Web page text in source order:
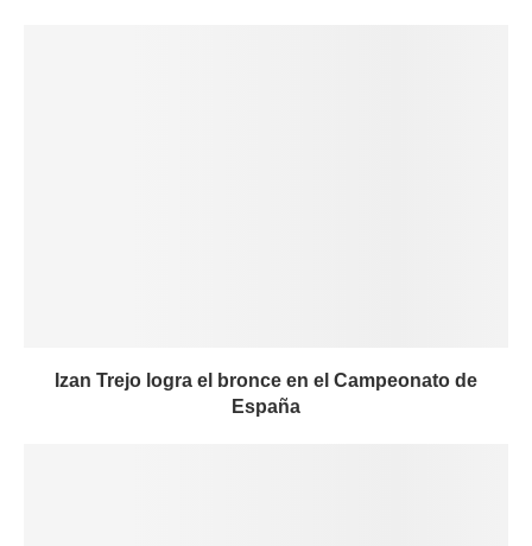
Izan Trejo logra el bronce en el Campeonato de
España